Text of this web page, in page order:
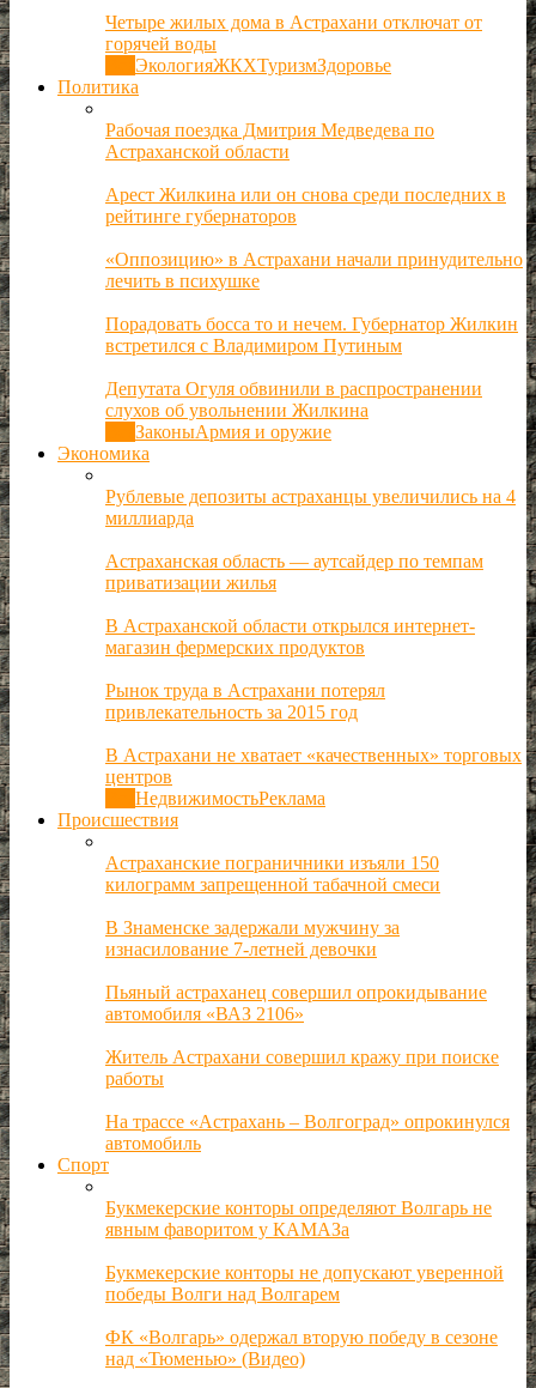
Четыре жилых дома в Астрахани отключат от
горячей воды
ЭкологияЖКХТуризмЗдоровье
Политика
Рабочая поездка Дмитрия Медведева по
Астраханской области
Арест Жилкина или он снова среди последних в
рейтинге губернаторов
«Оппозицию» в Астрахани начали принудительно
лечить в психушке
Порадовать босса то и нечем. Губернатор Жилкин
встретился с Владимиром Путиным
Депутата Огуля обвинили в распространении
слухов об увольнении Жилкина
ЗаконыАрмия и оружие
Экономика
Рублевые депозиты астраханцы увеличились на 4
миллиарда
Астраханская область — аутсайдер по темпам
приватизации жилья
В Астраханской области открылся интернет-
магазин фермерских продуктов
Рынок труда в Астрахани потерял
привлекательность за 2015 год
В Астрахани не хватает «качественных» торговых
центров
НедвижимостьРеклама
Происшествия
Астраханские пограничники изъяли 150
килограмм запрещенной табачной смеси
В Знаменске задержали мужчину за
изнасилование 7-летней девочки
Пьяный астраханец совершил опрокидывание
автомобиля «ВАЗ 2106»
Житель Астрахани совершил кражу при поиске
работы
На трассе «Астрахань – Волгоград» опрокинулся
автомобиль
Спорт
Букмекерские конторы определяют Волгарь не
явным фаворитом у КАМАЗа
Букмекерские конторы не допускают уверенной
победы Волги над Волгарем
ФК «Волгарь» одержал вторую победу в сезоне
над «Тюменью» (Видео)